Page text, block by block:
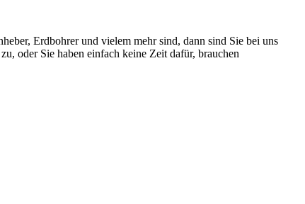
Erdbohrer und vielem mehr sind, dann sind Sie bei uns
oder Sie haben einfach keine Zeit dafür, brauchen